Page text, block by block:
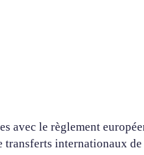
le règlement
internationaux de